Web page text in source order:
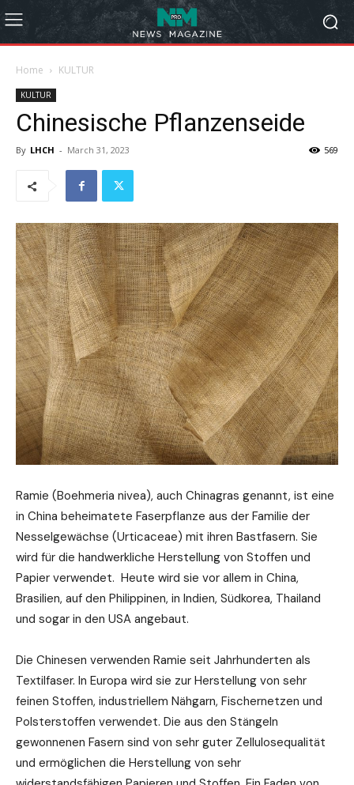
Home KULTUR
KULTUR
Chinesische Pflanzenseide
By LHCH - March 31, 2023 569
Ramie (Boehmeria nivea), auch Chinagras genannt, ist eine
in China beheimatete Faserpflanze aus der Familie der
Nesselgewächse (Urticaceae) mit ihren Bastfasern. Sie
wird für die handwerkliche Herstellung von Stoffen und
Papier verwendet. Heute wird sie vor allem in China,
Brasilien, auf den Philippinen, in Indien, Südkorea, Thailand
und sogar in den USA angebaut.
Die Chinesen verwenden Ramie seit Jahrhunderten als
Textilfaser. In Europa wird sie zur Herstellung von sehr
feinen Stoffen, industriellem Nähgarn, Fischernetzen und
Polsterstoffen verwendet. Die aus den Stängeln
gewonnenen Fasern sind von sehr guter Zellulosequalität
und ermöglichen die Herstellung von sehr